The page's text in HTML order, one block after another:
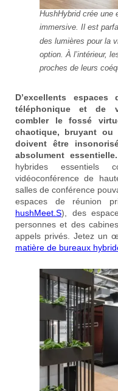
HushHybrid crée une
immersive. Il est
des lumières pour la
option. À l’intérieur,
proches de leurs
D’excellents
téléphonique et de
combler le fossé
chaotique, bruyant ou
doivent être
absolument essentielle.
hybrides essentiels
vidéoconférence de
salles de conférence
espaces de réunion
hushMeet.S), des
personnes et des
appels privés. Jetez un
matière de bureaux